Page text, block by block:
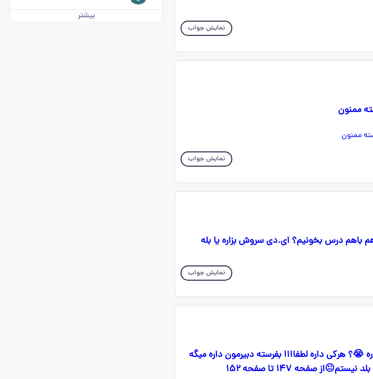
نمایش جواب
نمایش جواب
درس بخونیم؟ ای.دی سروش بزاره یا بله
نمایش جواب
درس ۱۱ جغرافیا داره 😭؟ هرکی داره لطفاااا بفرسته دبیرمون داره میگه
صفحه ۱۴۷ تا صفحه ۱۵۲
بیشتر